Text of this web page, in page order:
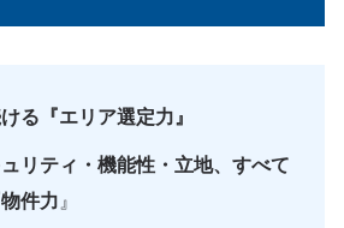
る『エリア選定力』
リティ・機能性・立地、すべて
件力 』